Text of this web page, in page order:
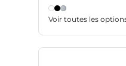
Voir toutes les